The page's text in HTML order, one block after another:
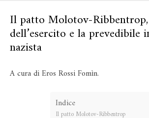
Il patto Molotov-
dell’esercito e la prevedibile
nazista
A cura di Eros Rossi Fomìn.
Indice
Il patto Molotov-Ribbentrop